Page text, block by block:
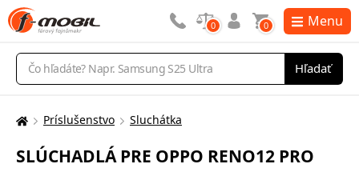
Vyhľadávanie
Hľadať
0 0 Menu
Tu
nachádzate:
Príslušenstvo Sluchátka
SLÚCHADLÁ PRE OPPO RENO12 PRO